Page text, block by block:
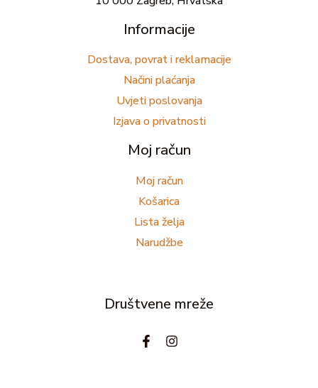
Informacije
Dostava, povrat i reklamacije
Načini plaćanja
Uvjeti poslovanja
Izjava o privatnosti
Moj račun
Moj račun
Košarica
Lista želja
Narudžbe
Društvene mreže